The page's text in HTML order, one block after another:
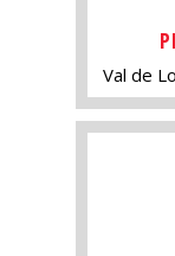
Val de